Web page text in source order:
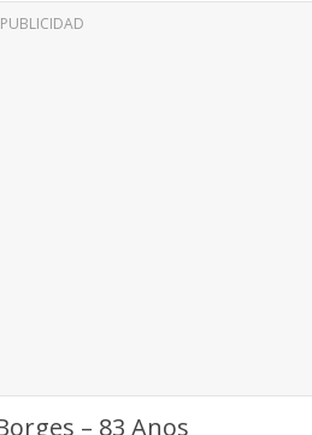
PUBLICIDAD